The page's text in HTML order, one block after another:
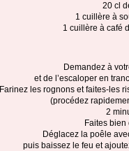
20 cl
1 cuillère à
1 cuillère à café
Demandez à
et de l’escaloper en
Farinez les rognons et faites-les
(procédez
2
Faites
Déglacez la poêle
puis baissez le feu et